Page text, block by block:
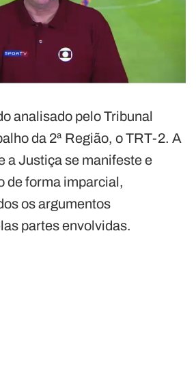
analisado pelo Tribunal
da 2ª Região, o TRT-2. A
a Justiça se manifeste e
de forma imparcial,
os argumentos
partes envolvidas.